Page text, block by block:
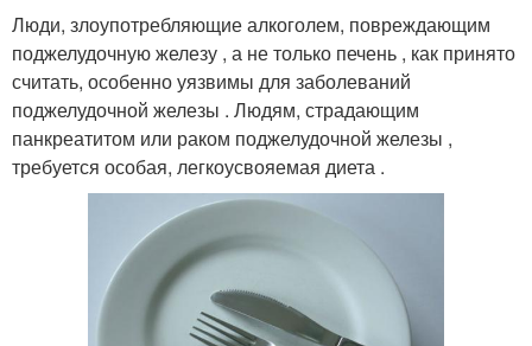
Люди, злоупотребляющие алкоголем, повреждающим
поджелудочную железу , а не только печень , как принято
считать, особенно уязвимы для заболеваний
поджелудочной железы . Людям, страдающим
панкреатитом или раком поджелудочной железы ,
требуется особая, легкоусвояемая диета .